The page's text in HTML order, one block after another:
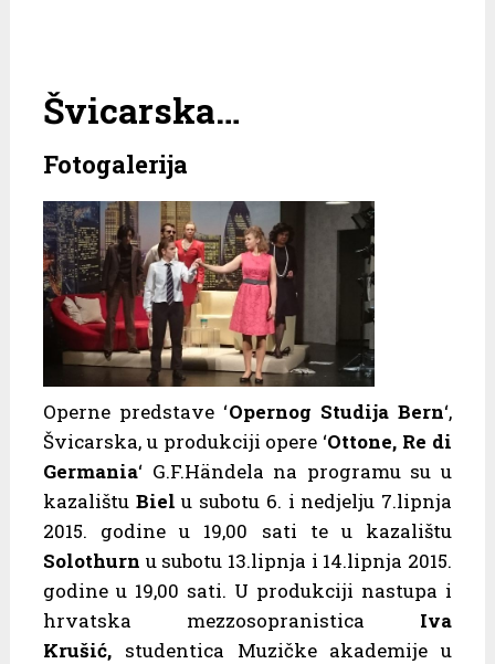
Švicarska…
Fotogalerija
Operne predstave ‘Opernog Studija Bern‘,
Švicarska, u produkciji opere ‘Ottone, Re di
Germania‘ G.F.Händela na programu su u
kazalištu Biel u subotu 6. i nedjelju 7.lipnja
2015. godine u 19,00 sati te u kazalištu
Solothurn u subotu 13.lipnja i 14.lipnja 2015.
godine u 19,00 sati. U produkciji nastupa i
hrvatska mezzosopranistica Iva
Krušić, studentica Muzičke akademije u